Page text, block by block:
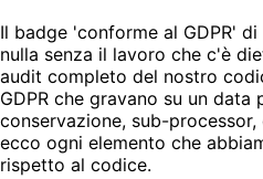
Il badge 'conforme al GDPR'
nulla senza il lavoro che c'è
audit completo del nostro
GDPR che gravano su un
conservazione, sub-
ecco ogni elemento che
rispetto al codice.